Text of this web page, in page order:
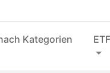
Kategorien